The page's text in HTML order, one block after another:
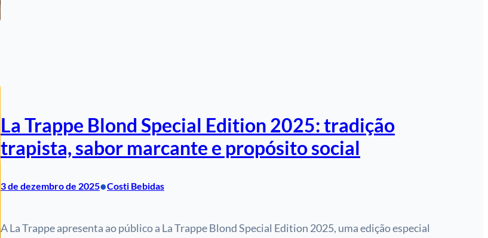
La Trappe Blond Special Edition 2025: tradição
trapista, sabor marcante e propósito social
3 de dezembro de 2025•Costi Bebidas
A La Trappe apresenta ao público a La Trappe Blond Special Edition 2025, uma edição especial